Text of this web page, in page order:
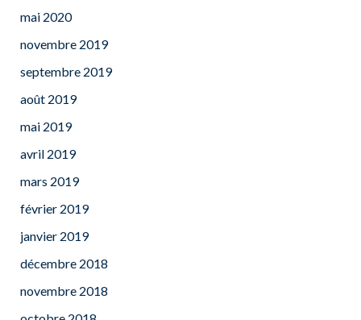
mai 2020
novembre 2019
septembre 2019
août 2019
mai 2019
avril 2019
mars 2019
février 2019
janvier 2019
décembre 2018
novembre 2018